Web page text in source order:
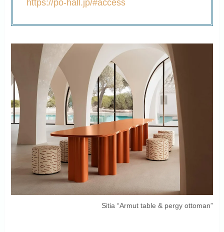
https://po-hall.jp/#access
Sitia “Armut table & pergy ottoman”